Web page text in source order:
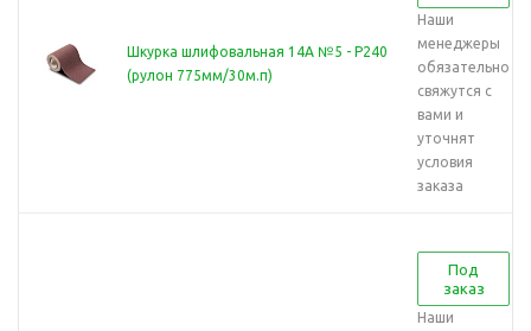
Шкурка шлифовальная 14А №5 - Р240
(рулон 775мм/30м.п)
Наши
менеджеры
обязательно
свяжутся с
вами и
уточнят
условия
заказа
Под
заказ
Наши